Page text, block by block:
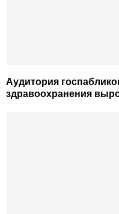
Аудитория
здравоохранения